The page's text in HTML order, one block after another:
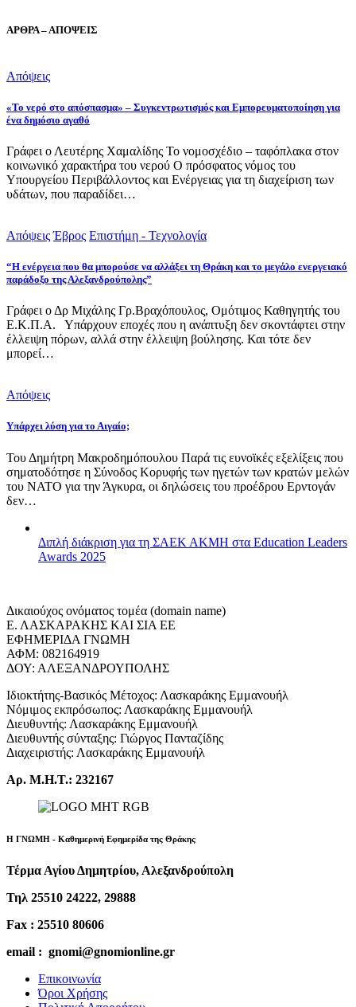
ΑΡΘΡΑ – ΑΠΟΨΕΙΣ
Απόψεις
«Το νερό στο απόσπασμα» – Συγκεντρωτισμός και Εμπορευματοποίηση για
ένα δημόσιο αγαθό
Γράφει ο Λευτέρης Χαμαλίδης Το νομοσχέδιο – ταφόπλακα στον
κοινωνικό χαρακτήρα του νερού Ο πρόσφατος νόμος του
Υπουργείου Περιβάλλοντος και Ενέργειας για τη διαχείριση των
υδάτων, που παραδίδει…
Απόψεις Έβρος Επιστήμη - Τεχνολογία
“Η ενέργεια που θα μπορούσε να αλλάξει τη Θράκη και το μεγάλο ενεργειακό
παράδοξο της Αλεξανδρούπολης”
Γράφει ο Δρ Μιχάλης Γρ.Βραχόπουλος, Ομότιμος Καθηγητής του
Ε.Κ.Π.Α. Υπάρχουν εποχές που η ανάπτυξη δεν σκοντάφτει στην
έλλειψη πόρων, αλλά στην έλλειψη βούλησης. Και τότε δεν
μπορεί…
Απόψεις
Υπάρχει λύση για το Αιγαίο;
Του Δημήτρη Μακροδημόπουλου Παρά τις ευνοϊκές εξελίξεις που
σηματοδότησε η Σύνοδος Κορυφής των ηγετών των κρατών μελών
του ΝΑΤΟ για την Άγκυρα, οι δηλώσεις του προέδρου Ερντογάν
δεν…
Διπλή διάκριση για τη ΣΑΕΚ ΑΚΜΗ στα Education Leaders
Awards 2025
Δικαιούχος ονόματος τομέα (domain name)
Ε. ΛΑΣΚΑΡΑΚΗΣ ΚΑΙ ΣΙΑ ΕΕ
ΕΦΗΜΕΡΙΔΑ ΓΝΩΜΗ
ΑΦΜ: 082164919
ΔΟΥ: ΑΛΕΞΑΝΔΡΟΥΠΟΛΗΣ
Ιδιοκτήτης-Βασικός Μέτοχος: Λασκαράκης Εμμανουήλ
Νόμιμος εκπρόσωπος: Λασκαράκης Εμμανουήλ
Διευθυντής: Λασκαράκης Εμμανουήλ
Διευθυντής σύνταξης: Γιώργος Πανταζίδης
Διαχειριστής: Λασκαράκης Εμμανουήλ
Αρ. Μ.Η.Τ.: 232167
Η ΓΝΩΜΗ - Καθημερινή Εφημερίδα της Θράκης
Τέρμα Αγίου Δημητρίου, Αλεξανδρούπολη
Τηλ 25510 24222, 29888
Fax : 25510 80606
email : gnomi@gnomionline.gr
Επικοινωνία
Όροι Χρήσης